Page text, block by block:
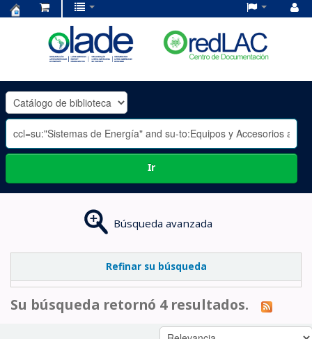
OLADE
-
Ir
Búsqueda avanzada
Refinar su búsqueda
Su búsqueda retornó 4 resultados.